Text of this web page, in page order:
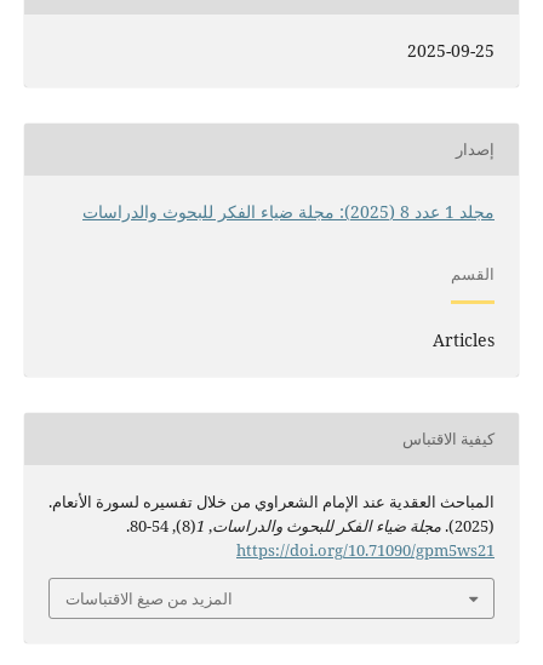
2025-09-25
إصدار
مجلد 1 عدد 8 (2025): مجلة ضياء الفكر للبحوث والدراسات
القسم
Articles
كيفية الاقتباس
المباحث العقدية عند الإمام الشعراوي من خلال تفسيره لسورة الأنعام.
(2025).
مجلة ضياء الفكر للبحوث والدراسات,
1
(8), 54-80.
https://doi.org/10.71090/gpm5ws21
المزيد من صيغ الاقتباسات